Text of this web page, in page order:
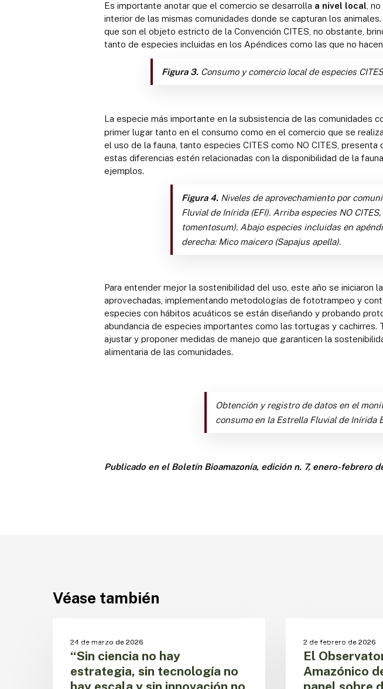
Es importante anotar que el comercio se desarrolla a nivel local ,
interior de las mismas comunidades donde se capturan los
que son el objeto estricto de la Convención CITES, no obstante,
tanto de especies incluidas en los Apéndices como las que no
Figura 3.Consumo y comercio local de especies
La especie más importante en la subsistencia de las comunidades
primer lugar tanto en el consumo como en el comercio que se
el uso de la fauna, tanto especies CITES como NO CITES,
estas diferencias estén relacionadas con la disponibilidad de la
ejemplos.
Figura 4. Niveles de aprovechamiento por
Fluvial de Inírida (EFI). Arriba especies NO
tomentosum). Abajo especies incluidas en
derecha: Mico maicero (Sapajus apella).
Para entender mejor la sostenibilidad del uso, este año se iniciaron
aprovechadas, implementando metodologías de fototrampeo y
especies con hábitos acuáticos se están diseñando y probando
abundancia de especies importantes como las tortugas y
ajustar y proponer medidas de manejo que garanticen la
alimentaria de las comunidades.
Obtención y registro de datos en el
consumo en la Estrella Fluvial de Inírida
Publicado en el Boletín Bioamazonía, edición n. 7, enero-febrero
Véase también
estrategia,
24 de marzo de 2026
“Sin ciencia no hay
estrategia, sin tecnología no
Regional
Amazónico
2 de febrero de 2026
El
Amazónico